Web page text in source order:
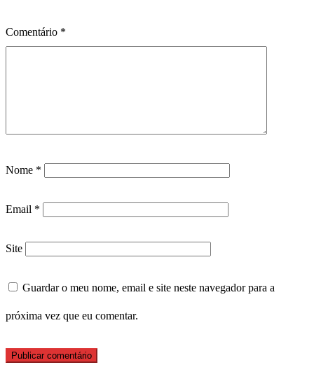
Comentário *
Nome *
Email *
Site
Guardar o meu nome, email e site neste navegador para a
próxima vez que eu comentar.